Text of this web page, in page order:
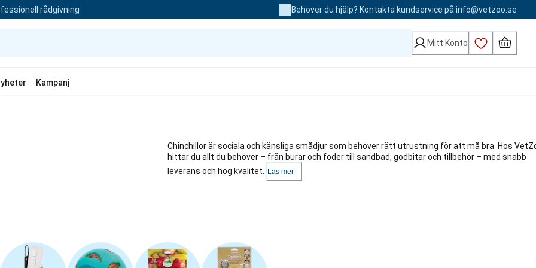
rådgivning Behöver du hjälp? Kontakta kundservice på info@vetzoo.se
Mitt Konto
Kampanj
Chinchillor är sociala och känsliga smådjur som behöver rätt utrustning för att må bra. Hos
hittar du allt du behöver – från burar och foder till sandbad, godbitar och tillbehör – med snabb
leverans och hög kvalitet.
Läs mer